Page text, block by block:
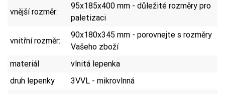
vnější rozměr:
95x185x400 mm - důležité rozměry pro
paletizaci
vnitřní rozměr:
90x180x345 mm - porovnejte s rozměry
Vašeho zboží
materiál
vlnitá lepenka
druh lepenky
3VVL - mikrovlnná